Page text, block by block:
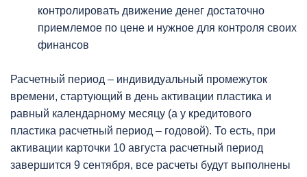
контролировать движение денег достаточно
приемлемое по цене и нужное для контроля своих
финансов
Расчетный период – индивидуальный промежуток
времени, стартующий в день активации пластика и
равный календарному месяцу (а у кредитового
пластика расчетный период – годовой). То есть, при
активации карточки 10 августа расчетный период
завершится 9 сентября, все расчеты будут выполнены